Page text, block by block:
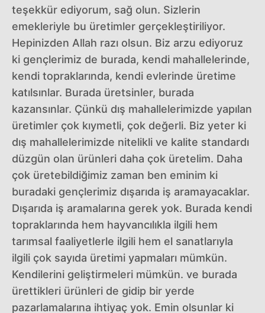
teşekkür ediyorum, sağ olun. Sizlerin
emekleriyle bu üretimler gerçekleştiriliyor.
Hepinizden Allah razı olsun. Biz arzu ediyoruz
ki gençlerimiz de burada, kendi mahallelerinde,
kendi topraklarında, kendi evlerinde üretime
katılsınlar. Burada üretsinler, burada
kazansınlar. Çünkü dış mahallelerimizde yapılan
üretimler çok kıymetli, çok değerli. Biz yeter ki
dış mahallelerimizde nitelikli ve kalite standardı
düzgün olan ürünleri daha çok üretelim. Daha
çok üretebildiğimiz zaman ben eminim ki
buradaki gençlerimiz dışarıda iş aramayacaklar.
Dışarıda iş aramalarına gerek yok. Burada kendi
topraklarında hem hayvancılıkla ilgili hem
tarımsal faaliyetlerle ilgili hem el sanatlarıyla
ilgili çok sayıda üretimi yapmaları mümkün.
Kendilerini geliştirmeleri mümkün. ve burada
ürettikleri ürünleri de gidip bir yerde
pazarlamalarına ihtiyaç yok. Emin olsunlar ki